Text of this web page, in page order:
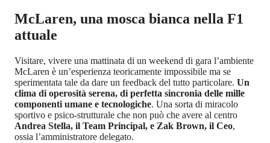
McLaren, una mosca bianca nella F1
attuale
Visitare, vivere una mattinata di un weekend di gara l’ambiente
McLaren è un’esperienza teoricamente impossibile ma se
sperimentata tale da dare un feedback del tutto particolare. Un
clima di operosità serena, di perfetta sincronia delle mille
componenti umane e tecnologiche. Una sorta di miracolo
sportivo e psico-strutturale che non può che avere al centro
Andrea Stella, il Team Principal, e Zak Brown, il Ceo,
ossia l’amministratore delegato.